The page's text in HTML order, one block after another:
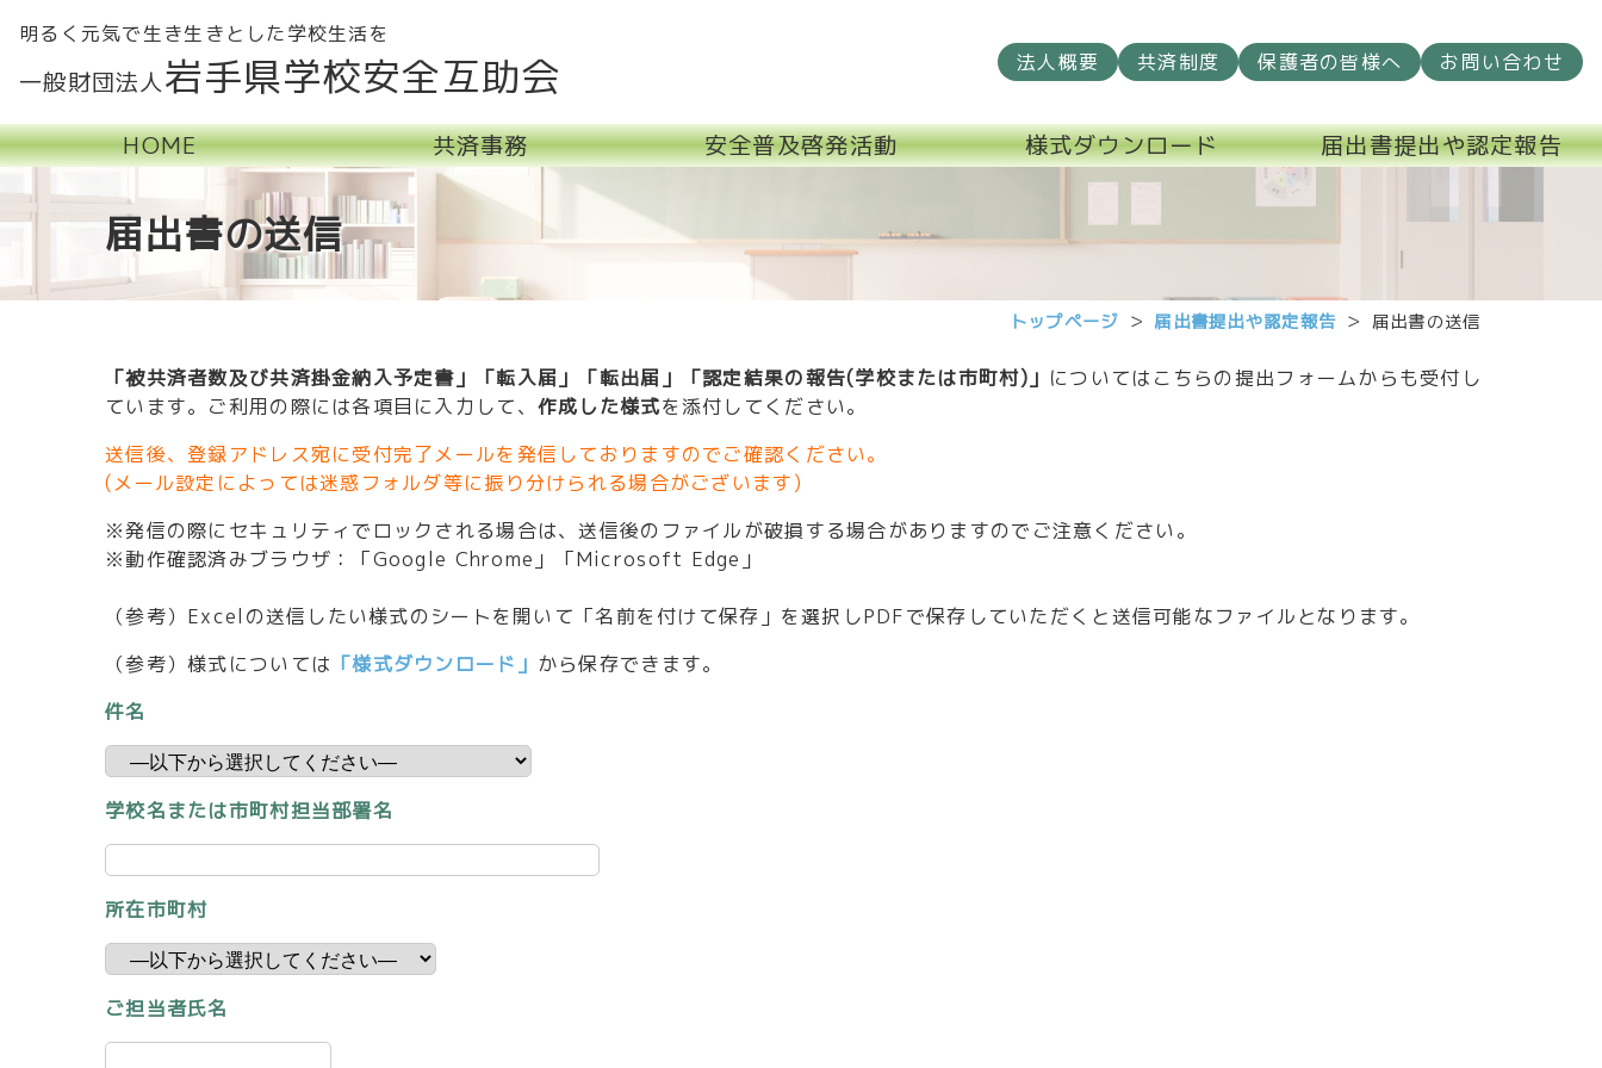
一般財団法人岩手県学校安全互助会
明るく元気で生き生きとした学校生活を
法人概要
共済制度 保護者の皆様へ お問い合わせ
HOME 共済事務 安全普及啓発活動 様式ダウンロード 届出書提出や認定報告
届出書の送信
トップページ 届出書提出や認定報告 届出書の送信
「被共済者数及び共済掛金納入予定書」「転入届」「転出届」「認定結果の報告(学校または市町村)」 についてはこちらの提出フォームからも受付し
ています。ご利用の際には各項目に入力して、 作成した様式を添付してください。
送信後、登録アドレス宛に受付完了メールを発信しておりますのでご確認ください。
(メール設定によっては迷惑フォルダ等に振り分けられる場合がございます)
※発信の際にセキュリティでロックされる場合は、送信後のファイルが破損する場合がありますのでご注意ください。
※動作確認済みブラウザ：「Google Chrome」「Microsoft Edge」
（参考）Excelの送信したい様式のシートを開いて「名前を付けて保存」を選択しPDFで保存していただくと送信可能なファイルとなります。
（参考）様式については 「様式ダウンロード」 から保存できます。
件名
学校名または市町村担当部署名
所在市町村
ご担当者氏名